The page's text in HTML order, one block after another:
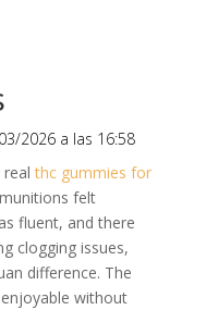
2026 a las 16:58
realthc gummies for
felt
fluent, and there
clogging issues,
difference. The
without